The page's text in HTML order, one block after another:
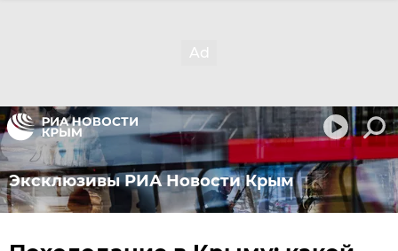
Эксклюзивы РИА Новости Крым